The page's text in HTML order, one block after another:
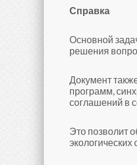
Справка
Основной
решения
Документ
программ,
соглашений в
Это позволит
экологических